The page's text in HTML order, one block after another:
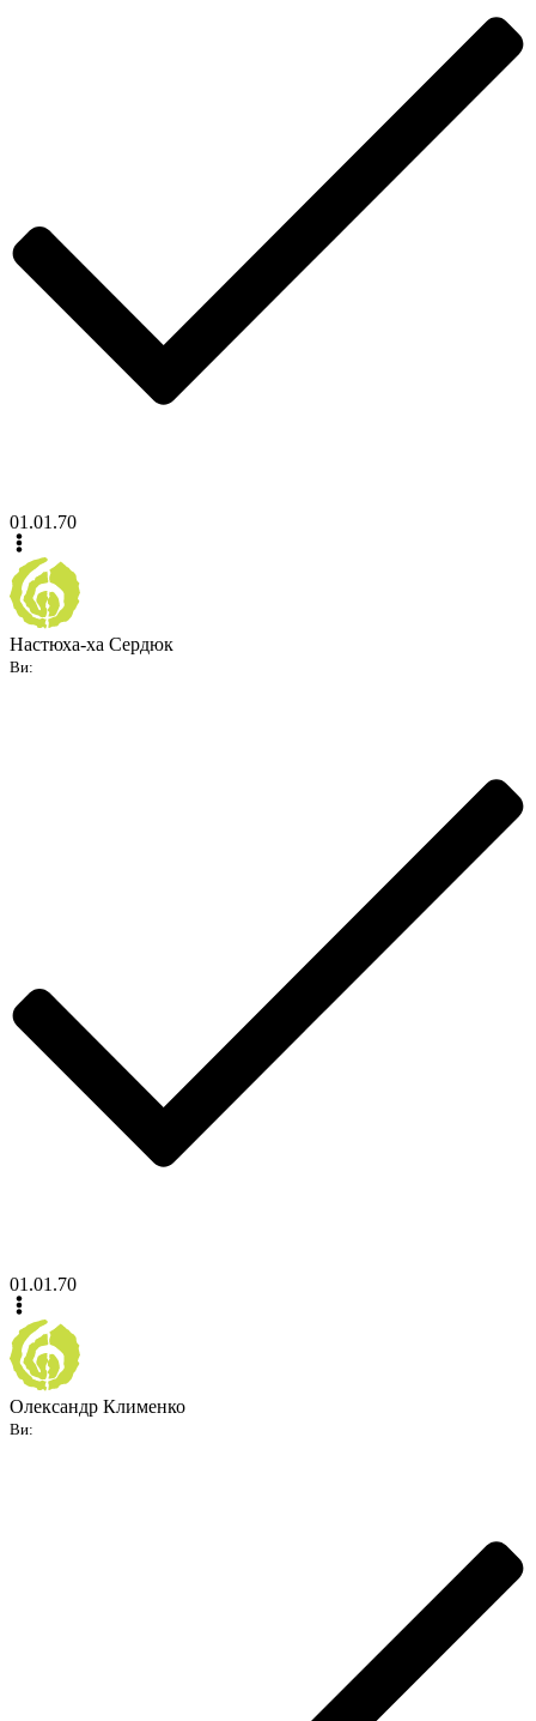
01.01.70
Настюха-ха Сердюк
Ви:
01.01.70
Олександр Клименко
Ви: